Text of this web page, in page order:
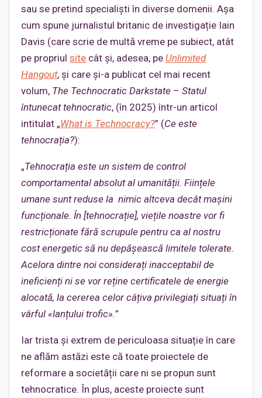
sau se pretind specialiști în diverse domenii. Așa
cum spune jurnalistul britanic de investigație Iain
Davis (care scrie de multă vreme pe subiect, atât
pe propriul site cât și, adesea, pe Unlimited
Hangout, și care și-a publicat cel mai recent
volum, The Technocratic Darkstate – Statul
întunecat tehnocratic, (în 2025) într-un articol
intitulat „What is Technocracy?” (Ce este
tehnocrația?):
„Tehnocrația este un sistem de control
comportamental absolut al umanității. Ființele
umane sunt reduse la nimic altceva decât mașini
funcționale. În [tehnocrație], viețile noastre vor fi
restricționate fără scrupule pentru ca al nostru
cost energetic să nu depășească limitele tolerate.
Acelora dintre noi considerați inacceptabil de
ineficienți ni se vor reține certificatele de energie
alocată, la cererea celor câțiva privilegiați situați în
vârful «lanțului trofic».”
Iar trista și extrem de periculoasa situație în care
ne aflăm astăzi este că toate proiectele de
reformare a societății care ni se propun sunt
tehnocratice. În plus, aceste proiecte sunt